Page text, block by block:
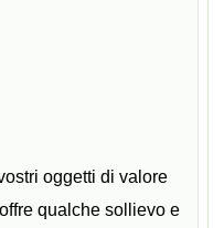
oggetti di valore
qualche sollievo e